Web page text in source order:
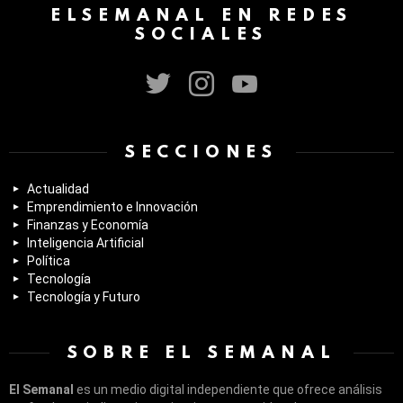
ELSEMANAL EN REDES
SOCIALES
SECCIONES
Actualidad
Emprendimiento e Innovación
Finanzas y Economía
Inteligencia Artificial
Política
Tecnología
Tecnología y Futuro
SOBRE EL SEMANAL
El Semanal es un medio digital independiente que ofrece análisis